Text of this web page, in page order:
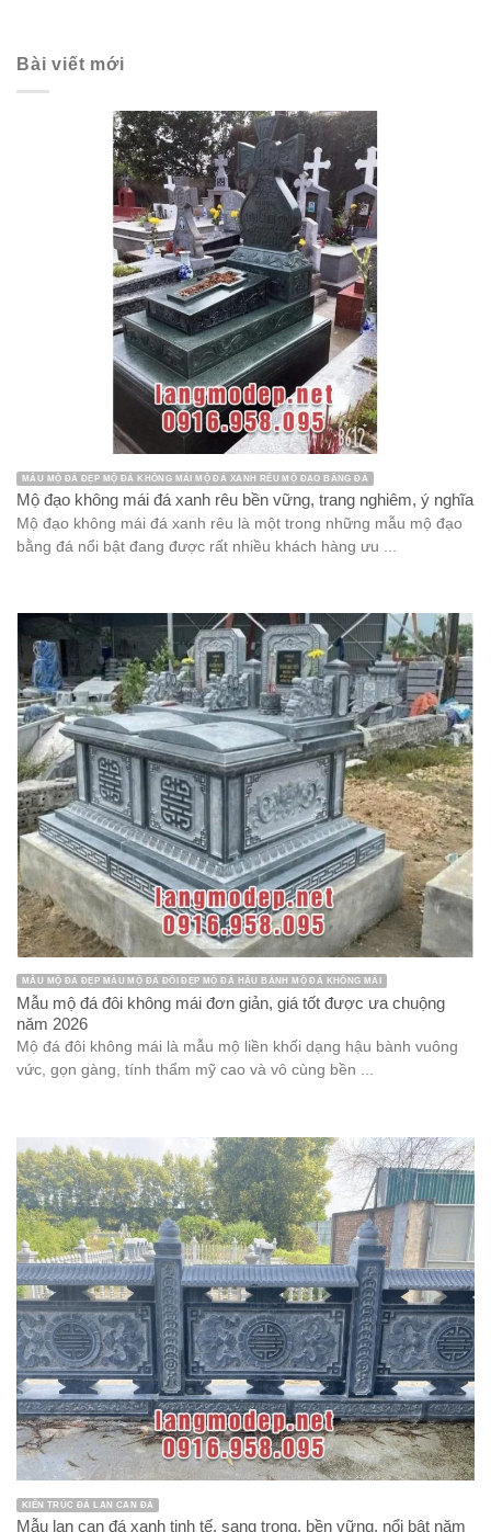
Bài viết mới
MẪU MỘ ĐÁ ĐẸP MỘ ĐÁ KHÔNG MÁI MỘ ĐÁ XANH RÊU MỘ ĐẠO BẰNG ĐÁ
Mộ đạo không mái đá xanh rêu bền vững, trang nghiêm, ý nghĩa
Mộ đạo không mái đá xanh rêu là một trong những mẫu mộ đạo
bằng đá nổi bật đang được rất nhiều khách hàng ưu ...
MẪU MỘ ĐÁ ĐẸP MẪU MỘ ĐÁ ĐÔI ĐẸP MỘ ĐÁ HẬU BÀNH MỘ ĐÁ KHÔNG MÁI
Mẫu mộ đá đôi không mái đơn giản, giá tốt được ưa chuộng
năm 2026
Mộ đá đôi không mái là mẫu mộ liền khối dạng hậu bành vuông
vức, gọn gàng, tính thẩm mỹ cao và vô cùng bền ...
KIẾN TRÚC ĐÁ LAN CAN ĐÁ
Mẫu lan can đá xanh tinh tế, sang trọng, bền vững, nổi bật năm